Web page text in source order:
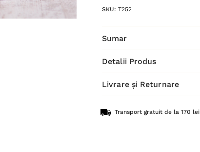
SKU: T252
Sumar
Detalii Produs
Livrare și Returnare
Transport gratuit de la 170 lei